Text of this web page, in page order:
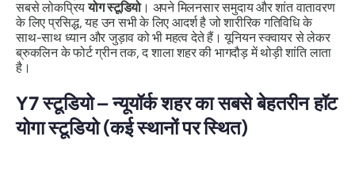
सबसे लोकप्रिययोग स्टूडियो। अपने मिलनसार समुदाय और शांत वातावरण
के लिए प्रसिद्ध, यह उन सभी के लिए आदर्श है जो शारीरिक गतिविधि के
साथ-साथ ध्यान और जुड़ाव को भी महत्व देते हैं। यूनियन स्क्वायर से लेकर
ब्रुकलिन के फोर्ट ग्रीन तक, द शाला शहर की भागदौड़ में थोड़ी शांति लाता
है।
Y7 स्टूडियो – न्यूयॉर्क शहर का सबसे बेहतरीन हॉट
योगा स्टूडियो (कई स्थानों पर स्थित)